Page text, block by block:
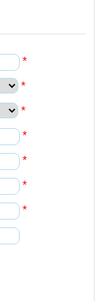
*
*
*
*
*
*
*